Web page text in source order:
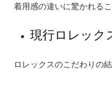
着用感の違いに驚かれるこ
現行ロレック
ロレックスのこだわりの